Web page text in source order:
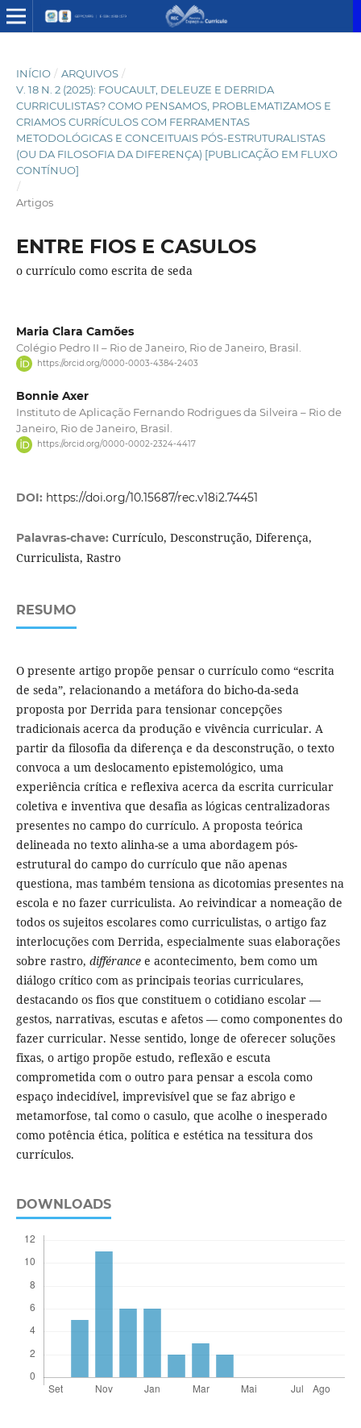
INÍCIO / ARQUIVOS /
V. 18 N. 2 (2025): FOUCAULT, DELEUZE E DERRIDA
CURRICULISTAS? COMO PENSAMOS, PROBLEMATIZAMOS E
CRIAMOS CURRÍCULOS COM FERRAMENTAS
METODOLÓGICAS E CONCEITUAIS PÓS-ESTRUTURALISTAS
(OU DA FILOSOFIA DA DIFERENÇA) [PUBLICAÇÃO EM FLUXO
CONTÍNUO]
/
Artigos
ENTRE FIOS E CASULOS
o currículo como escrita de seda
Maria Clara Camões
Colégio Pedro II – Rio de Janeiro, Rio de Janeiro, Brasil.
https://orcid.org/0000-0003-4384-2403
Bonnie Axer
Instituto de Aplicação Fernando Rodrigues da Silveira – Rio de
Janeiro, Rio de Janeiro, Brasil.
https://orcid.org/0000-0002-2324-4417
DOI: https://doi.org/10.15687/rec.v18i2.74451
Palavras-chave: Currículo, Desconstrução, Diferença,
Curriculista, Rastro
RESUMO
O presente artigo propõe pensar o currículo como “escrita
de seda”, relacionando a metáfora do bicho-da-seda
proposta por Derrida para tensionar concepções
tradicionais acerca da produção e vivência curricular. A
partir da filosofia da diferença e da desconstrução, o texto
convoca a um deslocamento epistemológico, uma
experiência crítica e reflexiva acerca da escrita curricular
coletiva e inventiva que desafia as lógicas centralizadoras
presentes no campo do currículo. A proposta teórica
delineada no texto alinha-se a uma abordagem pós-
estrutural do campo do currículo que não apenas
questiona, mas também tensiona as dicotomias presentes na
escola e no fazer curriculista. Ao reivindicar a nomeação de
todos os sujeitos escolares como curriculistas, o artigo faz
interlocuções com Derrida, especialmente suas elaborações
sobre rastro, différancee acontecimento, bem como um
diálogo crítico com as principais teorias curriculares,
destacando os fios que constituem o cotidiano escolar —
gestos, narrativas, escutas e afetos — como componentes do
fazer curricular. Nesse sentido, longe de oferecer soluções
fixas, o artigo propõe estudo, reflexão e escuta
comprometida com o outro para pensar a escola como
espaço indecidível, imprevisível que se faz abrigo e
metamorfose, tal como o casulo, que acolhe o inesperado
como potência ética, política e estética na tessitura dos
currículos.
DOWNLOADS